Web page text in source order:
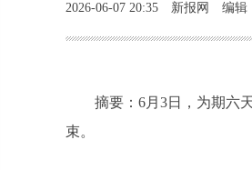
2026-06-07 20:35 新报网 编辑
摘要：6月3日，为期六
束。